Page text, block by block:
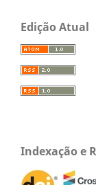
Edição Atual
Indexação e